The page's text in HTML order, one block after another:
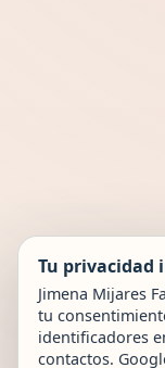
Tu privacidad
Jimena Mijares
tu
identificadores
contactos.